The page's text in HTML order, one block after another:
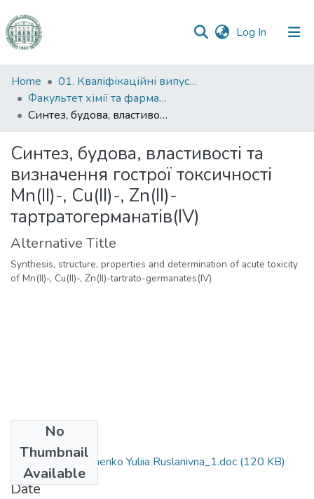
Log In (current)
Communities
&
Collections
Statistics
Home
01. Кваліфікаційні випускні роботи здобувачів вищої освіти
Факультет хімії та фармації
Синтез, будова, властивості та визначення гострої токсичності Mn(II)-, Cu(II)-, Zn(II)-тартратогерманатів(IV)
Синтез, будова, властивості та
визначення гострої токсичності
Mn(II)-, Cu(II)-, Zn(II)-
тартратогерманатів(IV)
Alternative Title
Synthesis, structure, properties and determination of acute toxicity
of Mn(II)-, Cu(II)-, Zn(II)-tartrato-germanates(IV)
No
Thumbnail
Available
6.040101_Lytvynenko Yuliia Ruslanivna_1.doc (120 KB)
Date